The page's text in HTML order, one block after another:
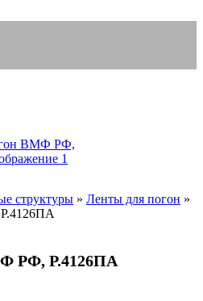
структуры » Ленты для погон »
РФ, Р.4126ПА